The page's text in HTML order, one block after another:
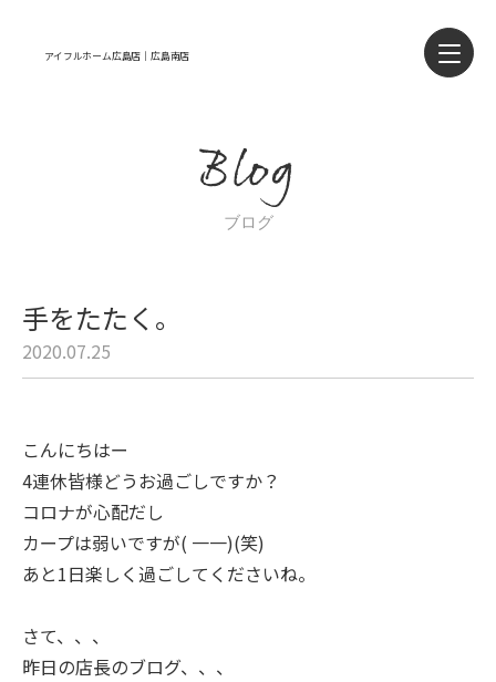
アイフルホーム広島店｜広島南店
Blog
ブログ
手をたたく。
2020.07.25
こんにちはー
4連休皆様どうお過ごしですか？
コロナが心配だし
カープは弱いですが( 一一)(笑)
あと1日楽しく過ごしてくださいね。
さて、、、
昨日の店長のブログ、、、